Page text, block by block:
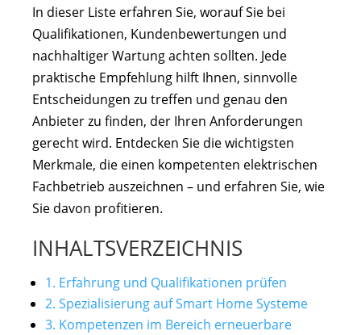
In dieser Liste erfahren Sie, worauf Sie bei
Qualifikationen, Kundenbewertungen und
nachhaltiger Wartung achten sollten. Jede
praktische Empfehlung hilft Ihnen, sinnvolle
Entscheidungen zu treffen und genau den
Anbieter zu finden, der Ihren Anforderungen
gerecht wird. Entdecken Sie die wichtigsten
Merkmale, die einen kompetenten elektrischen
Fachbetrieb auszeichnen – und erfahren Sie, wie
Sie davon profitieren.
INHALTSVERZEICHNIS
1. Erfahrung und Qualifikationen prüfen
2. Spezialisierung auf Smart Home Systeme
3. Kompetenzen im Bereich erneuerbare